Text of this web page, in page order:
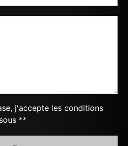
j'accepte les conditions
**